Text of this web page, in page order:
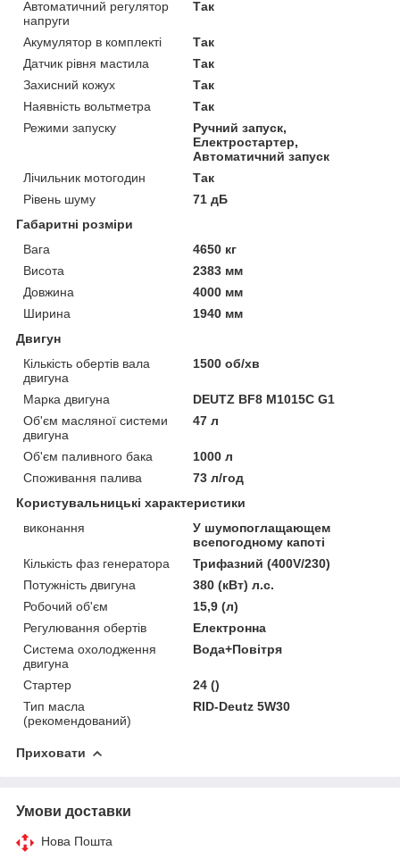
Автоматичний регулятор
напруги
Так
Акумулятор в комплекті
Так
Датчик рівня мастила
Так
Захисний кожух
Так
Наявність вольтметра
Так
Режими запуску
Ручний запуск,
Електростартер,
Автоматичний запуск
Лічильник мотогодин
Так
Рівень шуму
71 дБ
Габаритні розміри
Вага
4650 кг
Висота
2383 мм
Довжина
4000 мм
Ширина
1940 мм
Двигун
Кількість обертів вала
двигуна
1500 об/хв
Марка двигуна
DEUTZ BF8 M1015C G1
Об'єм масляної системи
двигуна
47 л
Об'єм паливного бака
1000 л
Споживання палива
73 л/год
Користувальницькі характеристики
виконання
У шумопоглащающем
всепогодному капоті
Кількість фаз генератора
Трифазний (400V/230)
Потужність двигуна
380 (кВт) л.с.
Робочий об'єм
15,9 (л)
Регулювання обертів
Електронна
Система охолодження
двигуна
Вода+Повітря
Стартер
24 ()
Тип масла
(рекомендований)
RID-Deutz 5W30
Приховати
Умови доставки
Нова Пошта